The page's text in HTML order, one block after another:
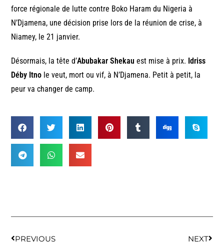
force régionale de lutte contre Boko Haram du Nigeria à
N’Djamena, une décision prise lors de la réunion de crise, à
Niamey, le 21 janvier.
Désormais, la tête d’Abubakar Shekauest mise à prix. Idriss
Déby Itno le veut, mort ou vif, à N’Djamena. Petit à petit, la
peur va changer de camp.
PREVIOUS NEXT